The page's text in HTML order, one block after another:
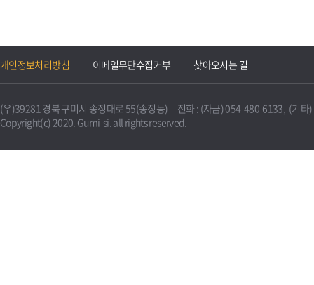
개인정보처리방침 이메일무단수집거부 찾아오시는 길
(우)39281 경북 구미시 송정대로 55(송정동) 전화 : (자금) 054-480-6133, (기타
Copyright(c) 2020. Gumi-si. all rights reserved.